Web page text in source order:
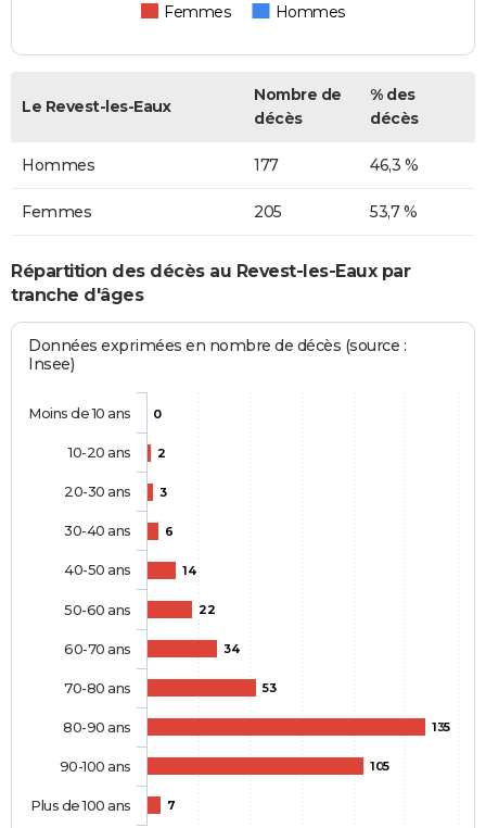
Femmes Hommes
Le Revest-les-Eaux
Nombre de
décès
% des
décès
Hommes 177 46,3 %
Femmes 205 53,7 %
Répartition des décès au Revest-les-Eaux par
tranche d'âges
Données exprimées en nombre de décès (source :
Insee)
0
2
3
6
14
22
34
53
135
105
7
Moins de 10 ans
10-20 ans
20-30 ans
30-40 ans
40-50 ans
50-60 ans
60-70 ans
70-80 ans
80-90 ans
90-100 ans
Plus de 100 ans